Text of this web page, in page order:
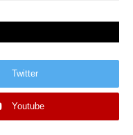
Twitter
Youtube